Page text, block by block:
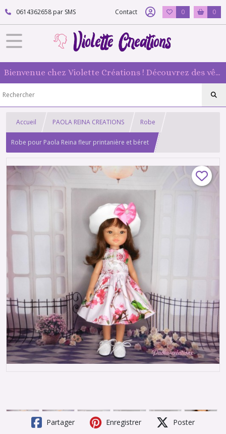
0614362658 par SMS Contact 0 0
Bienvenue chez Violette Créations ! Découvrez des vêtements faits main pour vos poupées mannequin : originaux et 100 % fabriqués en France
Accueil PAOLA REINA CREATIONS Robe
Robe pour Paola Reina fleur printanière et béret
Partager Enregistrer Poster